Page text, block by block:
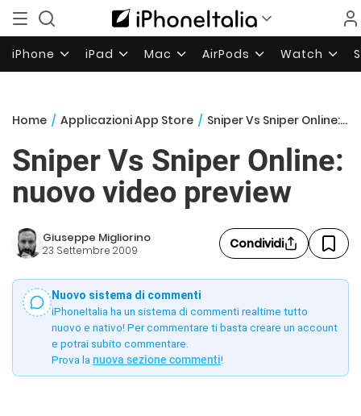
iPhone iPad Mac AirPods Watch
Home / Applicazioni App Store / Sniper Vs Sniper Online: nuovo video preview
Sniper Vs Sniper Online:
nuovo video preview
Giuseppe Migliorino
23 Settembre 2009 Condividi
Nuovo sistema di commenti
iPhoneItalia ha un sistema di commenti realtime tutto
nuovo e nativo! Per commentare ti basta creare un account
e potrai subito commentare.
Prova la nuova sezione commenti!